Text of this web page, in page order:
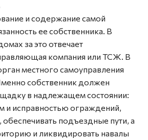
и содержание самой
ее собственника. В
за это отвечает
компания или ТСЖ. В
местного самоуправления
собственник должен
в надлежащем состоянии:
и исправностью ограждений,
обеспечивать подъездные пути, а
и ликвидировать навалы